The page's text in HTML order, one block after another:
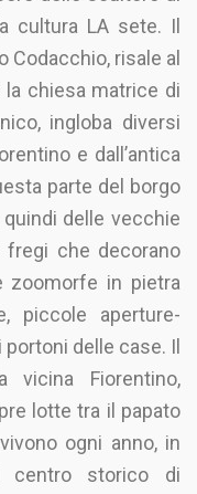
cultura LA sete. Il
Codacchio, risale al
chiesa matrice di
ingloba diversi
e dall’antica
parte del borgo
quindi delle vecchie
fregi che decorano
zoomorfe in pietra
piccole aperture-
delle case. Il
vicina Fiorentino,
lotte tra il papato
ogni anno, in
centro storico di